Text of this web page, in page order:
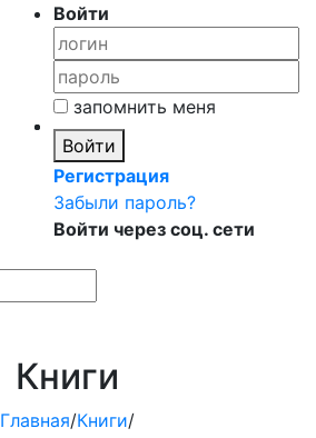
Войти
запомнить меня
Войти
Регистрация
Забыли пароль?
Войти через соц. сети
Книги
Главная/Книги/